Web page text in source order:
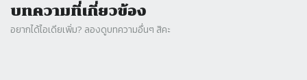
บทความที่เกี่ยวข้อง
อยากได้ไอเดียเพิ่ม? ลองดูบทความอื่นๆ สิคะ